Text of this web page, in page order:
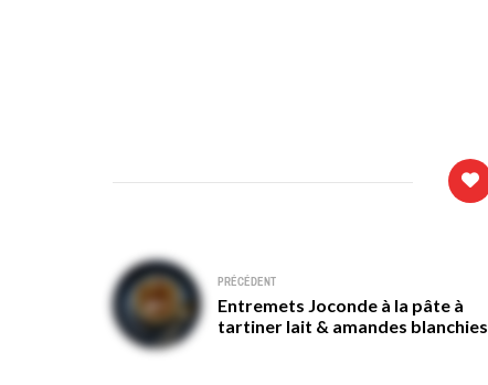
Navigation
de
l’article
PRÉCÉDENT
Entremets Joconde à la pâte à
tartiner lait & amandes blanchies